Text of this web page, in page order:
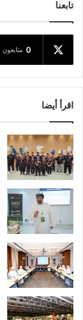
تابعنا
0 متابعون
اقرأ أيضا